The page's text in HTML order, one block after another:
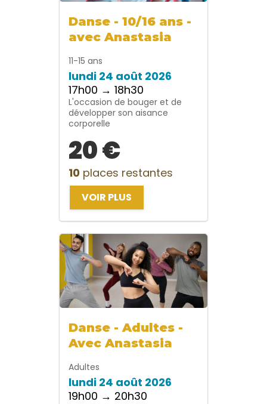
Danse - 10/16 ans -
avec Anastasia
11-15 ans
lundi 24 août 2026
17h00 → 18h30
L'occasion de bouger et de
développer son aisance
corporelle
20 €
10 places restantes
VOIR PLUS
Danse - Adultes -
Avec Anastasia
Adultes
lundi 24 août 2026
19h00 → 20h30